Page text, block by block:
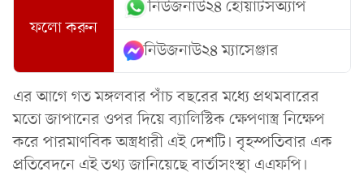
ফলো করুন
নিউজনাউ২৪ হোয়াটসঅ্যাপ
নিউজনাউ২৪ ম্যাসেঞ্জার
এর আগে গত মঙ্গলবার পাঁচ বছরের মধ্যে প্রথমবারের
মতো জাপানের ওপর দিয়ে ব্যালিস্টিক ক্ষেপণাস্ত্র নিক্ষেপ
করে পারমাণবিক অস্ত্রধারী এই দেশটি। বৃহস্পতিবার এক
প্রতিবেদনে এই তথ্য জানিয়েছে বার্তাসংস্থা এএফপি।